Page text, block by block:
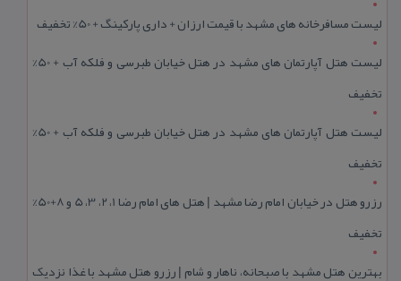
لیست مسافرخانه های مشهد با قیمت ارزان + داری پارکینگ + 50% تخفیف
لیست هتل آپارتمان های مشهد در هتل خیابان طبرسی و فلکه آب + 50%
تخفیف
لیست هتل آپارتمان های مشهد در هتل خیابان طبرسی و فلکه آب + 50%
تخفیف
رزرو هتل در خیابان امام رضا مشهد | هتل‌ های امام رضا 1، 2، 3، 5 و 8+50%
تخفیف
بهترین هتل مشهد با صبحانه، ناهار و شام | رزرو هتل مشهد با غذا نزدیک